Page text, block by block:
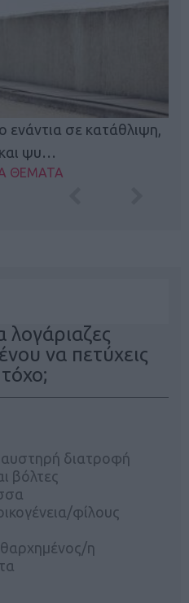
σε κατάθλιψη,
ψυ…
ΘΕΜΑΤΑ
λογάριαζες
να πετύχεις
διατροφή
βόλτες
φίλους
η